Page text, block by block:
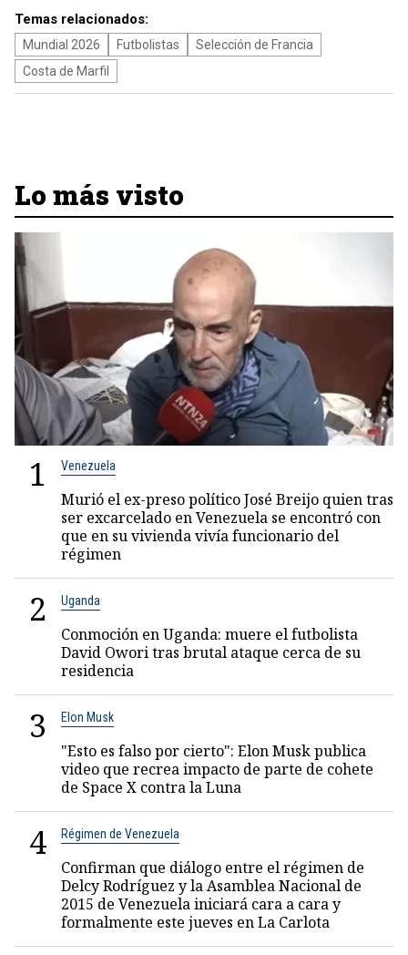
Temas relacionados:
Mundial 2026 Futbolistas
Selección de Francia
Costa de Marfil
Lo más visto
1 Venezuela
Murió el ex-preso político José Breijo quien tras
ser excarcelado en Venezuela se encontró con
que en su vivienda vivía funcionario del
régimen
2 Uganda
Conmoción en Uganda: muere el futbolista
David Owori tras brutal ataque cerca de su
residencia
3 Elon Musk
"Esto es falso por cierto": Elon Musk publica
video que recrea impacto de parte de cohete
de Space X contra la Luna
4 Régimen de Venezuela
Confirman que diálogo entre el régimen de
Delcy Rodríguez y la Asamblea Nacional de
2015 de Venezuela iniciará cara a cara y
formalmente este jueves en La Carlota